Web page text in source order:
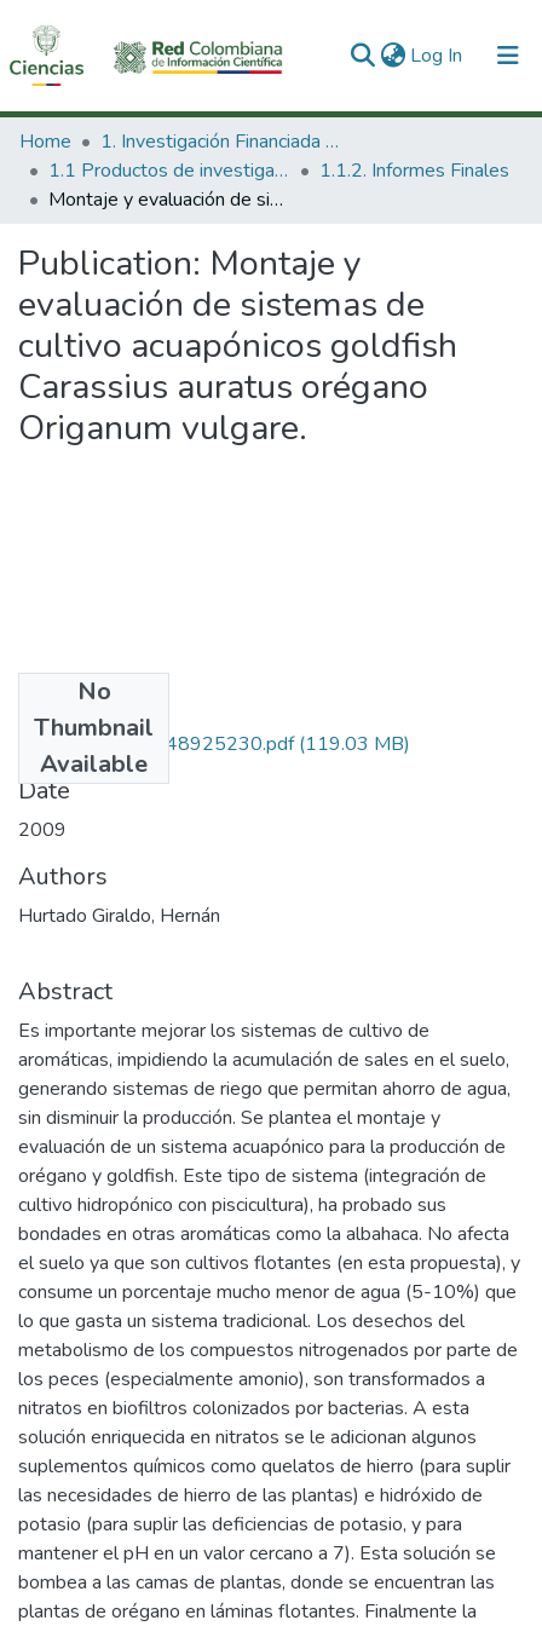
Log In (current)
Communities & Collections
All of DSpace
Home
1. Investigación Financiada con Recursos Públicos
1.1 Productos de investigación
1.1.2. Informes Finales
Montaje y evaluación de sistemas de cultivo acuapónicos goldfish Carassius auratus orégano Origanum vulgare.
Publication: Montaje y
evaluación de sistemas de
cultivo acuapónicos goldfish
Carassius auratus orégano
Origanum vulgare.
No
Thumbnail
Available
Copia de 112348925230.pdf(119.03 MB)
Date
2009
Authors
Hurtado Giraldo, Hernán
Abstract
Es importante mejorar los sistemas de cultivo de
aromáticas, impidiendo la acumulación de sales en el suelo,
generando sistemas de riego que permitan ahorro de agua,
sin disminuir la producción. Se plantea el montaje y
evaluación de un sistema acuapónico para la producción de
orégano y goldfish. Este tipo de sistema (integración de
cultivo hidropónico con piscicultura), ha probado sus
bondades en otras aromáticas como la albahaca. No afecta
el suelo ya que son cultivos flotantes (en esta propuesta), y
consume un porcentaje mucho menor de agua (5-10%) que
lo que gasta un sistema tradicional. Los desechos del
metabolismo de los compuestos nitrogenados por parte de
los peces (especialmente amonio), son transformados a
nitratos en biofiltros colonizados por bacterias. A esta
solución enriquecida en nitratos se le adicionan algunos
suplementos químicos como quelatos de hierro (para suplir
las necesidades de hierro de las plantas) e hidróxido de
potasio (para suplir las deficiencias de potasio, y para
mantener el pH en un valor cercano a 7). Esta solución se
bombea a las camas de plantas, donde se encuentran las
plantas de orégano en láminas flotantes. Finalmente la